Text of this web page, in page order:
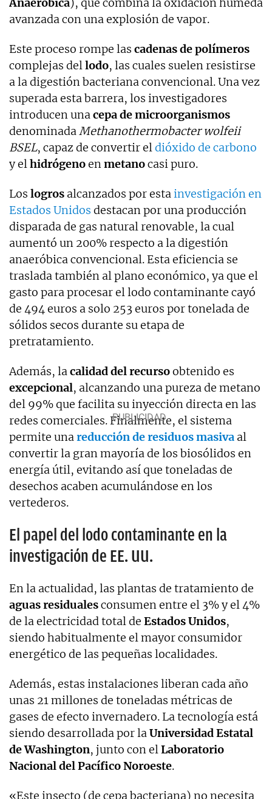
avanzada con una explosión de vapor.
Este proceso rompe las cadenas de polímeros
complejas dellodo, las cuales suelen resistirse
a la digestión bacteriana convencional. Una vez
superada esta barrera, los investigadores
introducen unacepa de microorganismos
denominadaMethanothermobacter wolfeii
BSEL, capaz de convertir eldióxido de carbono
y elhidrógenoenmetanocasi puro.
Los logros alcanzados por estainvestigación en
Estados Unidos destacan por una producción
disparada de gas natural renovable, la cual
aumentó un 200% respecto a la digestión
anaeróbica convencional. Esta eficiencia se
traslada también al plano económico, ya que el
gasto para procesar el lodo contaminante cayó
de 494 euros a solo 253 euros por tonelada de
sólidos secos durante su etapa de
pretratamiento.
Además, lacalidad del recursoobtenido es
excepcional, alcanzando una pureza de metano
del 99% que facilita su inyección directa en las
redes comerciales. Finalmente, el sistema
permite unareducción de residuos masiva al
convertir la gran mayoría de los biosólidos en
energía útil, evitando así que toneladas de
desechos acaben acumulándose en los
vertederos.
El papel del lodo contaminante en la
investigación de EE. UU.
En la actualidad, las plantas de tratamiento de
aguas residualesconsumen entre el 3% y el 4%
de la electricidad total de Estados Unidos,
siendo habitualmente el mayor consumidor
energético de las pequeñas localidades.
Además, estas instalaciones liberan cada año
unas 21 millones de toneladas métricas de
gases de efecto invernadero. La tecnología está
siendo desarrollada por laUniversidad Estatal
de Washington, junto con elLaboratorio
Nacional del Pacífico Noroeste.
«Este insecto (de cepa bacteriana) no necesita